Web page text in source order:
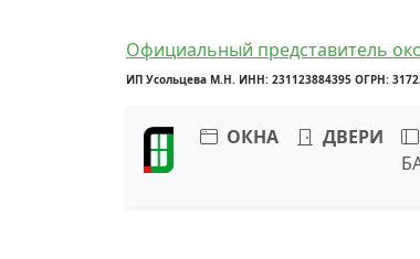
Официальный представитель
ИП Усольцева М.Н. ИНН: 231123884395 ОГРН:
ОКНА
ДВЕРИ